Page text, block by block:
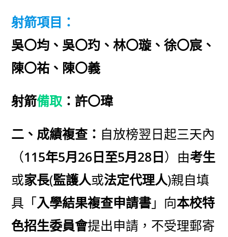
射箭項目：
吳〇均、吳〇玓、林〇璇、徐〇宸、
陳〇祐、陳〇義
射箭備取 ： 許〇瑋
二、成績複查： 自放榜翌日起三天內
（115年5月26日至5月28日）由考生
或家長(監護人或法定代理人)親自填
具「入學結果複查申請書」向本校特
色招生委員會提出申請，不受理郵寄